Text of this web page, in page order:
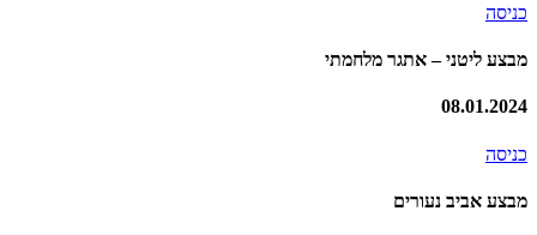
כניסה
מבצע ליטני – אתגר מלחמתי
08.01.2024
כניסה
מבצע אביב נעורים